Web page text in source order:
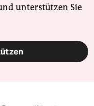
unterstützen Sie